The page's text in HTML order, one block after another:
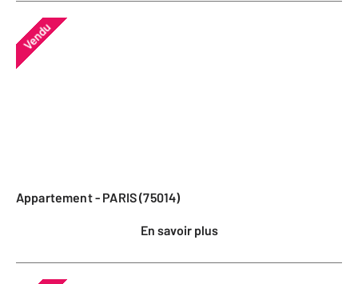
Vendu
Appartement - PARIS (75014)
En savoir plus